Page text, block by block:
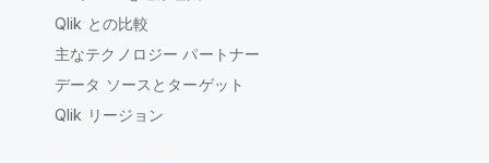
Qlik との比較
主なテクノロジー パートナー
データ ソースとターゲット
Qlik リージョン